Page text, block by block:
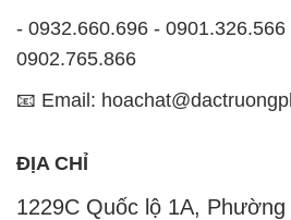
- 0932.660.696 -
0902.765.866
📧 Email:
ĐỊA CHỈ
1229C Quốc lộ 1A,